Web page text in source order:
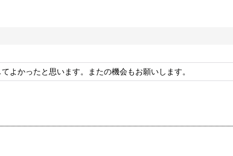
よかったと思います。またの機会もお願いします。